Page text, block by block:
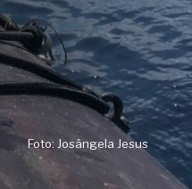
Foto: Josângela Jesus